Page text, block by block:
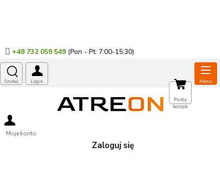
+48 732 059 549
Moje konto
Zaloguj się
KOSZYK
Pusty
koszyk